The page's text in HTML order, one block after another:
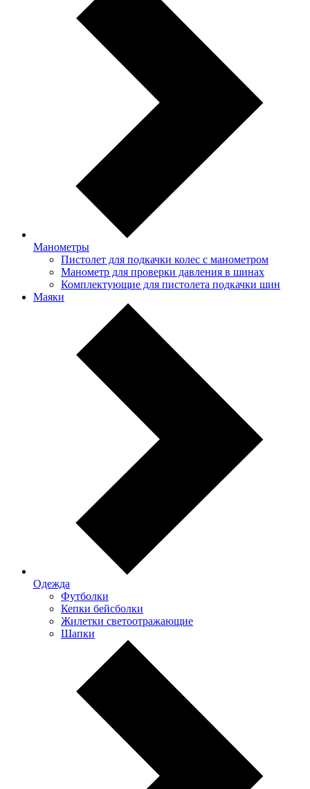
Манометры
Пистолет для подкачки колес с манометром
Манометр для проверки давления в шинах
Комплектующие для пистолета подкачки шин
Маяки
Одежда
Футболки
Кепки бейсболки
Жилетки светоотражающие
Шапки